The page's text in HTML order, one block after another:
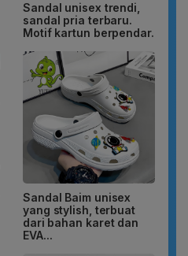
Sandal unisex trendi,
sandal pria terbaru.
Motif kartun berpendar.
Sandal Baim unisex
yang stylish, terbuat
dari bahan karet dan
EVA...